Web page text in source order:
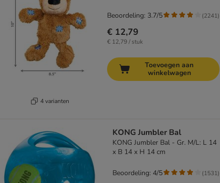
4 varianten
€ 12,79
€ 12,79 / stuk
Beoordeling: 3.7/5 (2241)
Toevoegen aan
winkelwagen
KONG Jumbler Bal
KONG Jumbler Bal - Gr. M/L: L 14
x B 14 x H 14 cm
Beoordeling: 4/5 (1531)